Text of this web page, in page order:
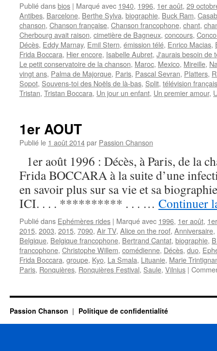
Publié dansbios | Marqué avec 1940, 1996, 1er août, 29
Antibes, Barcelone, Berthe Sylva, biographie, Buck Ram,
chanson, Chanson française, Chanson francophone, chant,
Cherbourg avait raison, cimetière de Bagneux, concours,
Décès, Eddy Marnay, Emil Stern, émission télé, Enrico Macias,
Frida Boccara, Hier encore, Isabelle Aubret, J'aurais besoin de
Le petit conservatoire de la chanson, Maroc, Mexico, Mireille,
vingt ans, Palma de Majorque, Paris, Pascal Sevran, Platters,
Sopot, Souvens-toi des Noëls de là-bas, Split, télévision
Tristan, Tristan Boccara, Un jour un enfant, Un premier amour,
1er AOUT
Publié le 1 août 2014par Passion Chanson
1er août 1996 : Décès, à Paris, de la
Frida BOCCARA à la suite d’une
en savoir plus sur sa vie et sa
ICI. . . . ********** . . . … Continuer
Publié dans Ephémères rides | Marqué avec 1996, 1er août,
2015, 2003, 2015, 7090, Air TV, Alice on the roof, Anniversaire,
Belgique, Belgique francophone, Bertrand Cantat, biographie,
francophone, Christophe Willem, comédienne, Décès, duo,
Frida Boccara, groupe, Kyo, La Smala, Lituanie, Marie
Paris, Ronquières, Ronquières Festival, Saule, Vilnius |
Passion Chanson Politique de confidentialité